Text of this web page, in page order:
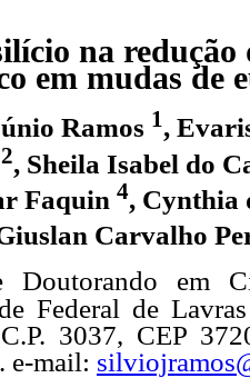
na redução
em mudas de
Ramos 1,
2, Sheila Isabel do
Faquin 4, Cynthia
Carvalho
Doutorando em
Federal de
3037, CEP
e-mail: